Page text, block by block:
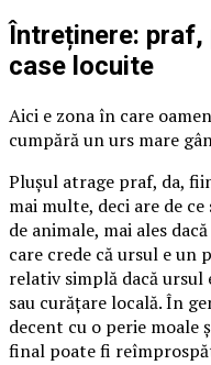
Întreținere:
case locuite
Aici e zona în care
cumpără un urs mare
Plușul atrage praf, da,
mai multe, deci are de
de animale, mai ales
care crede că ursul e un
relativ simplă dacă ursul
sau curățare locală. În
decent cu o perie moale
final poate fi